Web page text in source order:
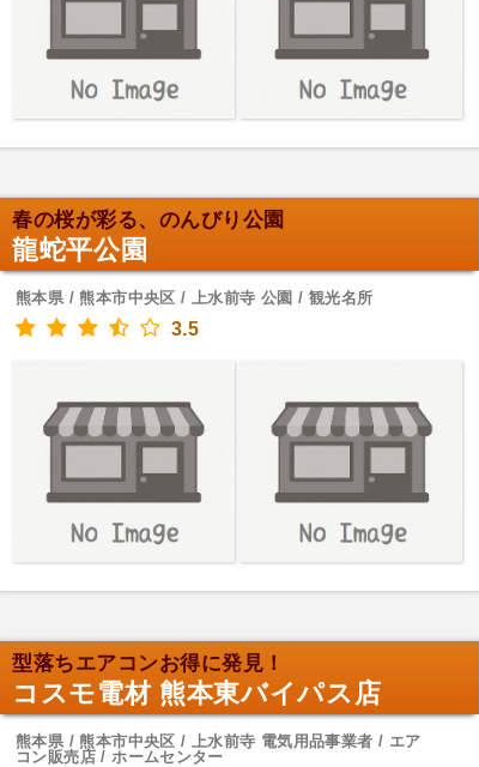
春の桜が彩る、のんびり公園
龍蛇平公園
熊本県 / 熊本市中央区 / 上水前寺 公園 / 観光名所
3.5
型落ちエアコンお得に発見！
コスモ電材 熊本東バイパス店
熊本県 / 熊本市中央区 / 上水前寺 電気用品事業者 / エア
コン販売店 / ホームセンター